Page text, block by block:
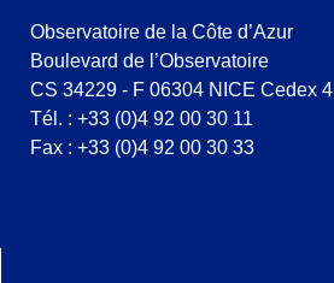
Observatoire de la Côte d’Azur
Boulevard de l’Observatoire
CS 34229 - F 06304 NICE Cedex 4
Tél. : +33 (0)4 92 00 30 11
Fax : +33 (0)4 92 00 30 33